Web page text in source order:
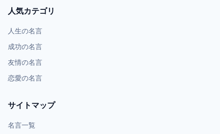
人気カテゴリ
人生の名言
成功の名言
友情の名言
恋愛の名言
サイトマップ
名言一覧